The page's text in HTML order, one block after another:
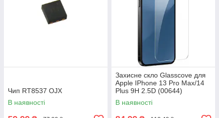
Чип RT8537 OJX
В наявності
Захисне скло Glasscove для
Apple IPhone 13 Pro Max/14
Plus 9H 2.5D (00644)
В наявності